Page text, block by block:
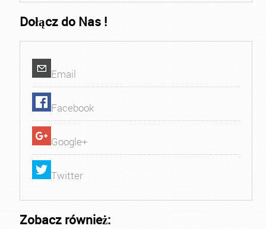
Dołącz do Nas !
Email
Facebook
Google+
Twitter
Zobacz również: